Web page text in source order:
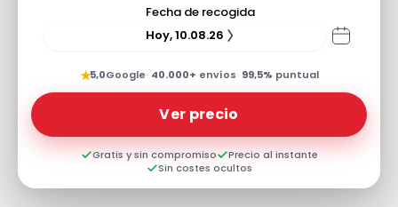
Fecha de recogida
Hoy, 10.08.26
★5,0Google· 40.000+ envíos· 99,5% puntual
Ver precio
Gratis y sin compromiso
Precio al instante
Sin costes ocultos